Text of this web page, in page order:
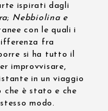
ispirati dagli
; Nebbiolina e
con le quali i
fra
si ha tutto il
improvvisare,
in un viaggio
è stato e che
modo.